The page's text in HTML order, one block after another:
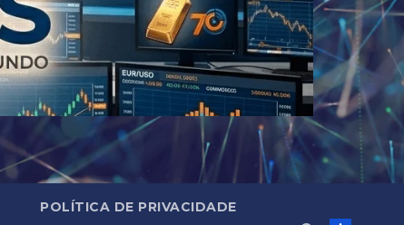
POLÍTICA DE PRIVACIDADE